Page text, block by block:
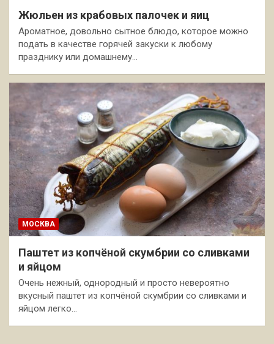
Жюльен из крабовых палочек и яиц
Ароматное, довольно сытное блюдо, которое можно
подать в качестве горячей закуски к любому
празднику или домашнему…
МОСКВА
Паштет из копчёной скумбрии со сливками
и яйцом
Очень нежный, однородный и просто невероятно
вкусный паштет из копчёной скумбрии со сливками и
яйцом легко…